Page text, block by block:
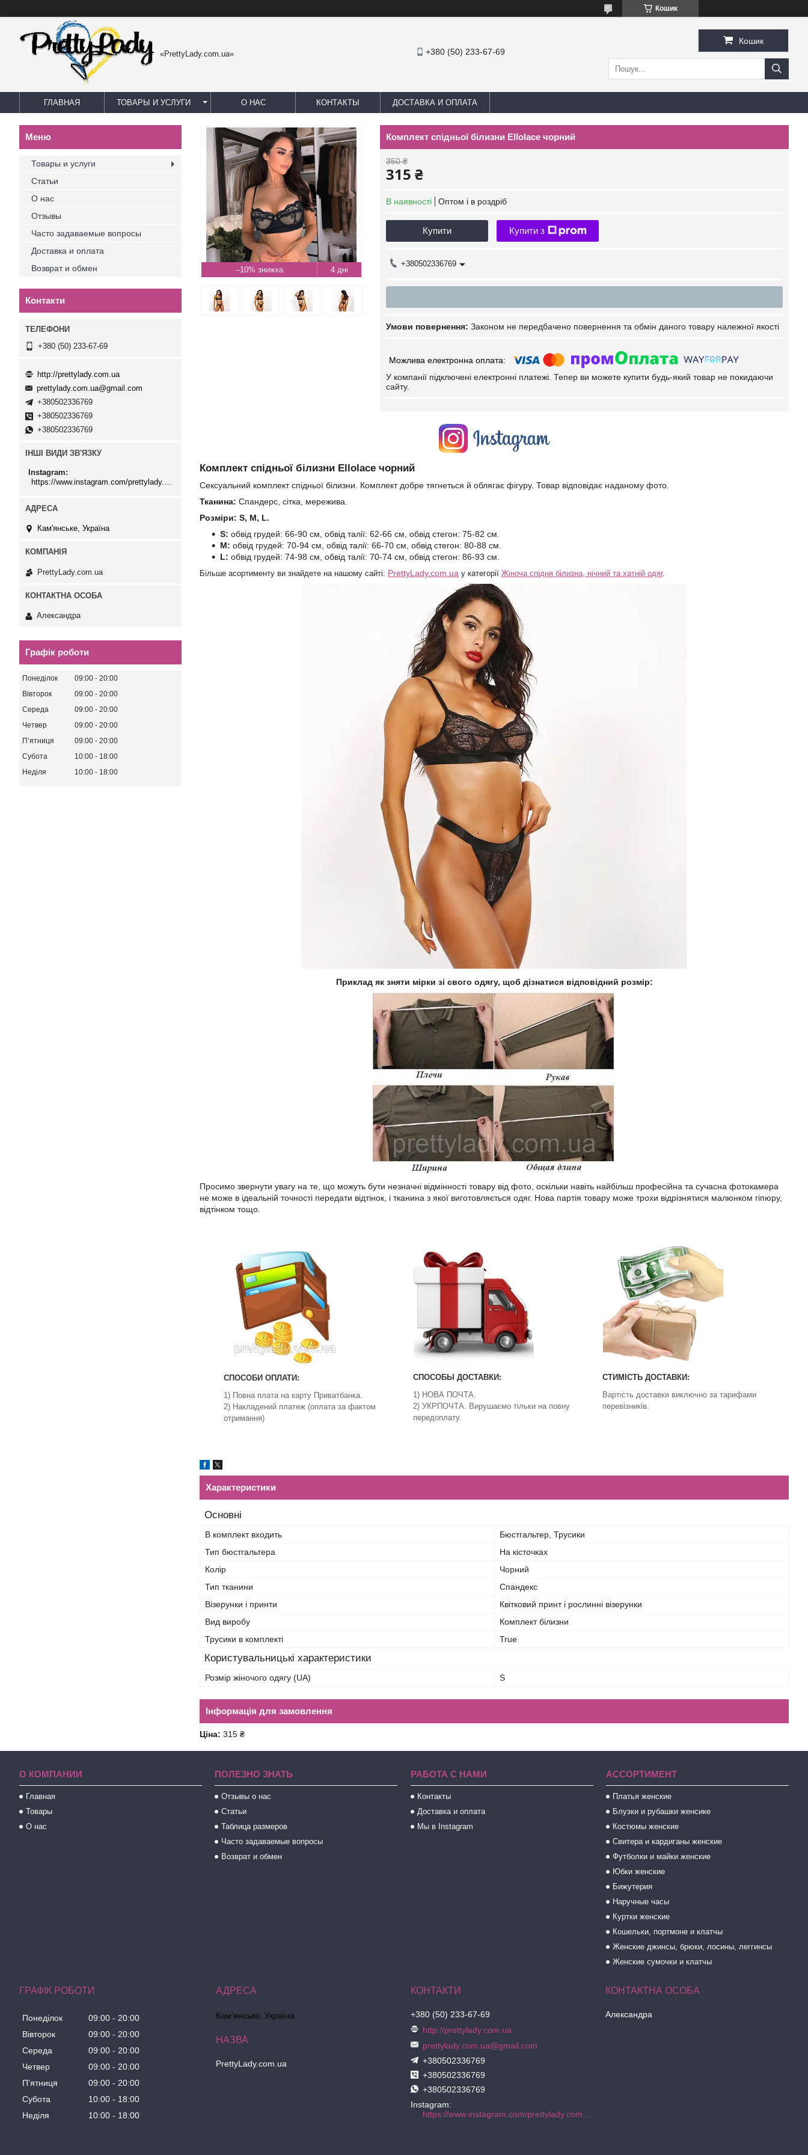
Кошик
«PrettyLady.com.ua» +380 (50) 233-67-69
Кошик
ГЛАВНАЯ ТОВАРЫ И УСЛУГИ О НАС КОНТАКТЫ ДОСТАВКА И ОПЛАТА
–10% 4 дні
Комплект спідньої білизни Ellolace чорний
350 ₴
315 ₴
В наявності Оптом і в роздріб
Купити Купити з
+380502336769
Законом не передбачено повернення та обмін даного товару належної якості
У компанії підключені електронні платежі. Тепер ви можете купити будь-який товар не покидаючи
сайту.
Комплект спідньої білизни Ellolace чорний
Сексуальний комплект спідньої білизни. Комплект добре тягнеться й облягає фігуру. Товар відповідає наданому фото.
Тканина: Спандерс, сітка, мережива.
Розміри: S, M, L.
S: обвід грудей: 66-90 см, обвід талії: 62-66 см, обвід стегон: 75-82 см.
М: обвід грудей: 70-94 см, обвід талії: 66-70 см, обвід стегон: 80-88 см.
L: обвід грудей: 74-98 см, обвід талії: 70-74 см, обвід стегон: 86-93 см.
Більше асортименту ви знайдете на нашому сайті: PrettyLady.com.ua у категорії Жіноча спідня білизна, нічний та хатній одяг.
Приклад як зняти мірки зі свого одягу, щоб дізнатися відповідний розмір:
Просимо звернути увагу на те, що можуть бути незначні відмінності товару від фото, оскільки навіть найбільш професійна та сучасна фотокамера
не може в ідеальній точності передати відтінок, і тканина з якої виготовляється одяг. Нова партія товару може трохи відрізнятися малюнком гіпюру,
відтінком тощо.
СПОСОБИ ОПЛАТИ:
1) Повна плата на карту Приватбанка.
2) Накладений платеж (оплата за фактом
отримання)
СПОСОБЫ ДОСТАВКИ:
1) НОВА ПОЧТА.
2) УКРПОЧТА. Вирушаємо тільки на повну
передоплату.
СТИМІСТЬ ДОСТАВКИ:
Вартість доставки виключно за тарифами
перевізників.
Характеристики
Основні
В комплект входить
Бюстгальтер, Трусики
Тип бюстгальтера
На кісточках
Колір
Чорний
Тип тканини
Спандекс
Візерунки і принти
Квітковий принт і рослинні візерунки
Вид виробу
Комплект білизни
Трусики в комплекті
True
Користувальницькі характеристики
Розмір жіночого одягу (UA) S
Інформація для замовлення
Ціна: 315 ₴
Товары и услуги
Статьи
О нас
Отзывы
Часто задаваемые вопросы
Доставка и оплата
Возврат и обмен
Контакти
+380 (50) 233-67-69
http://prettylady.com.ua
prettylady.com.ua@gmail.com
+380502336769
+380502336769
+380502336769
ІНШІ ВИДИ ЗВ'ЯЗКУ
Instagram
Кам'янське, Україна
PrettyLady.com.ua
Александра
Графік роботи
Понеділок 09:00
20:00
Вівторок
09:00
20:00
Середа
09:00
20:00
Четвер
09:00
20:00
Пʼятниця
09:00
20:00
Субота
10:00
18:00
Неділя
10:00 18:00
О КОМПАНИИ
Главная
Товары
О нас
ПОЛЕЗНО ЗНАТЬ
Отзывы о нас
Статьи
Таблица размеров
Часто задаваемые вопросы
Возврат и обмен
РАБОТА С НАМИ
Контакты
Доставка и оплата
Мы в Instagram
АССОРТИМЕНТ
Платья женские
Блузки и рубашки женсике
Костюмы женские
Свитера и кардиганы женские
Футболки и майки женские
Юбки женские
Бижутерия
Наручные часы
Куртки женские
Кошельки, портмоне и клатчы
Женские джинсы, брюки, лосины, леггинсы
Женские сумочки и клатчы
ГРАФІК РОБОТИ
Понеділок 09:00
20:00
Вівторок
09:00
20:00
Середа
09:00
20:00
Четвер
09:00
20:00
Пʼятниця
09:00
20:00
Субота
10:00
18:00
Неділя
10:00 18:00
Кам'янське, Україна
PrettyLady.com.ua
+380 (50) 233-67-69
http://prettylady.com.ua
prettylady.com.ua@gmail.com
+380502336769
+380502336769
+380502336769
Instagram
Александра